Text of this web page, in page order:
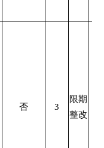
否 3
限期
整改